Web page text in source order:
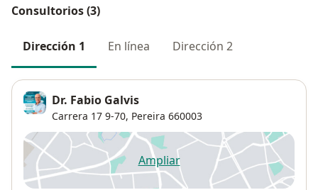
Consultorios (3)
Dirección 1 En línea Dirección 2
Dr. Fabio Galvis
Carrera 17 9-70, Pereira 660003
Ampliarse abre en una nueva